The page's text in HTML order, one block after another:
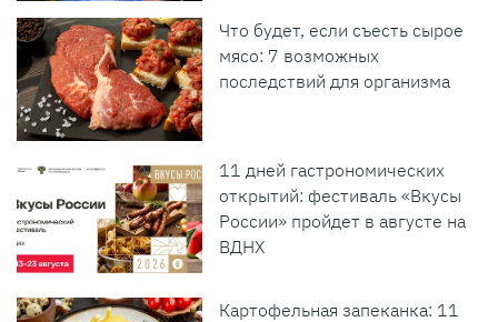
Что будет, если съесть сырое
мясо: 7 возможных
последствий для организма
11 дней гастрономических
открытий: фестиваль «Вкусы
России» пройдет в августе на
ВДНХ
Картофельная запеканка: 11